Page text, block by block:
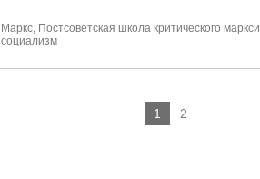
Маркс Постсоветская школа критического
социализм
1 2